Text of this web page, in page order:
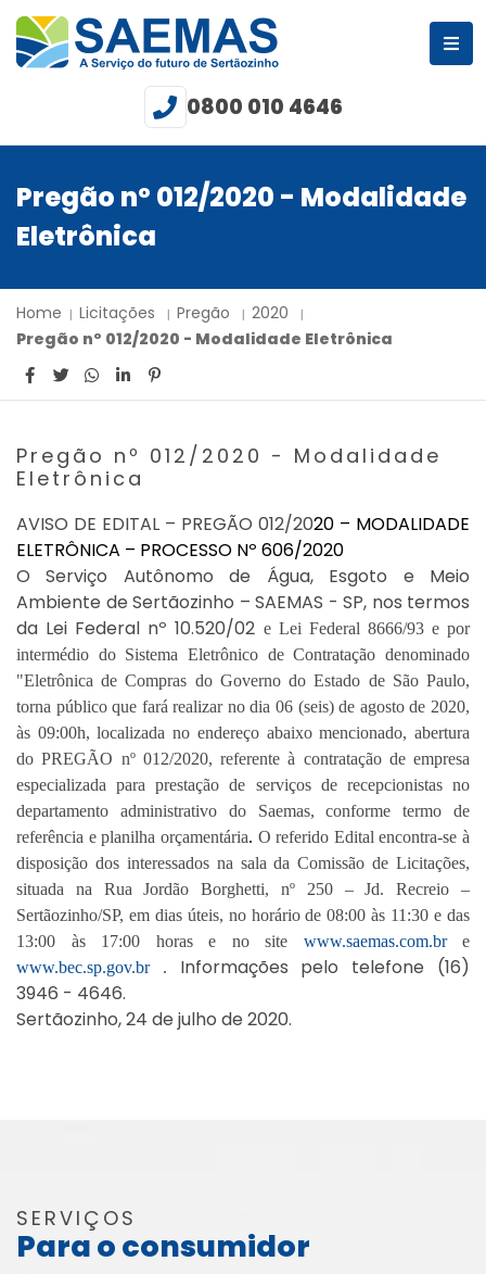
0800 010 4646
Pregão nº 012/2020 - Modalidade
Eletrônica
Home Licitações Pregão
2020
Pregão nº 012/2020 - Modalidade Eletrônica
Pregão nº 012/2020 - Modalidade
Eletrônica
AVISO DE EDITAL – PREGÃO 012/2020 – MODALIDADE
ELETRÔNICA – PROCESSO Nº 606/2020
O Serviço Autônomo de Água, Esgoto e Meio
Ambiente de Sertãozinho – SAEMAS - SP, nos termos
da Lei Federal nº 10.520/02 e Lei Federal 8666/93 e por
intermédio do Sistema Eletrônico de Contratação denominado
"Eletrônica de Compras do Governo do Estado de São Paulo,
torna público que fará realizar no dia 06 (seis)de agostode 2020,
às 09:00h, localizada no endereço abaixo mencionado, abertura
do PREGÃO nº 012/2020, referenteà contratação de empresa
especializada para prestação de serviços de recepcionistas no
departamento administrativo do Saemas, conformetermo de
referência e planilha orçamentária. O referido Edital encontra-se à
disposição dos interessados na sala da Comissão de Licitações,
situada na RuaJordão Borghetti, nº 250–Jd. Recreio –
Sertãozinho/SP, em dias úteis, no horário de 08:00 às 11 :30 e das
13:00 às 17:00 horas e no site www.saemas.com.br
e
www.bec.sp.gov.br. Informações pelo telefone (16)
3946 - 4646.
Sertãozinho, 24 de julho de 2020.
SERVIÇOS
Para o consumidor